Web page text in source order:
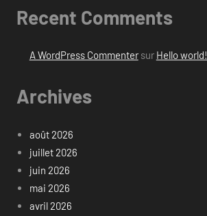
Recent Comments
A WordPress Commentersur Hello world!
Archives
août 2026
juillet 2026
juin 2026
mai 2026
avril 2026